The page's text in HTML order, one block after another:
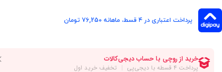
پرداخت اعتباری در ۴ قسط، ماهانه 76,250 تومان